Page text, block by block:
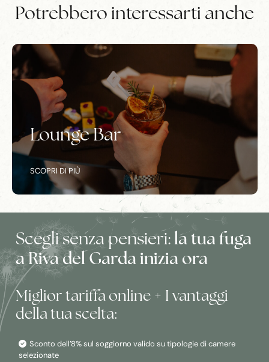
Potrebbero interessarti anche
Piazza Gusto
SCOPRI DI PIÙ
Scegli senza pensieri: la tua fuga
a Riva del Garda inizia ora
Miglior tariffa online + I vantaggi
della tua scelta:
Sconto dell’8% sul soggiorno valido su tipologie di camere
selezionate